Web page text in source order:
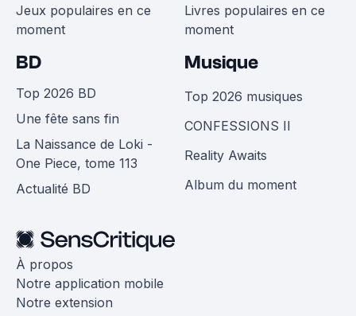
Jeux populaires en ce
moment
Livres populaires en ce
moment
BD
Top 2026 BD
Une fête sans fin
La Naissance de Loki -
One Piece, tome 113
Actualité BD
Musique
Top 2026 musiques
CONFESSIONS II
Reality Awaits
Album du moment
À propos
Notre application mobile
Notre extension